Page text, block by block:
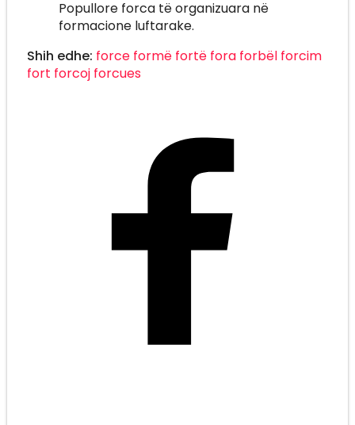
Popullore forca të organizuara në
formacione luftarake.
Shih edhe: force formë fortë fora forbël forcim
fort forcoj forcues